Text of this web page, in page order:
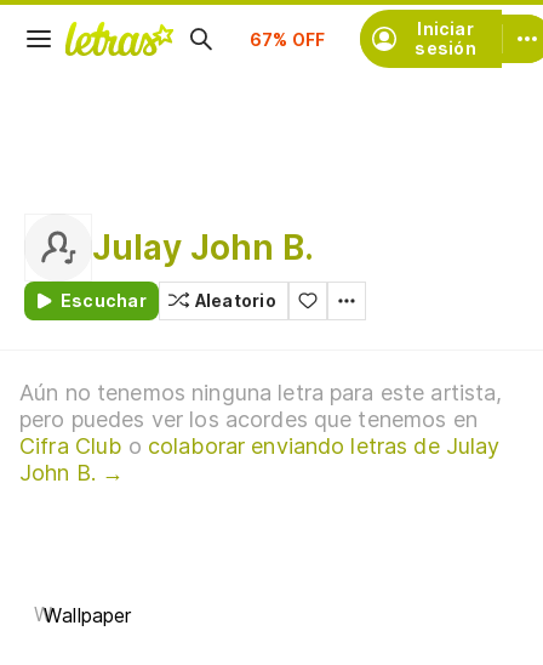
Iniciar
sesión
Suscríbete
Julay John B.
Escuchar Aleatorio
Aún no tenemos ninguna letra para este artista,
pero puedes ver los acordes que tenemos en
Cifra Club o colaborar enviando letras de Julay
John B. →
WWallpaper